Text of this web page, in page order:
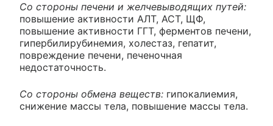
Со стороны печени и желчевыводящих путей:
повышение активности АЛТ, АСТ, ЩФ,
повышение активности ГГТ, ферментов печени,
гипербилирубинемия, холестаз, гепатит,
повреждение печени, печеночная
недостаточность.
Со стороны обмена веществ: гипокалиемия,
снижение массы тела, повышение массы тела.